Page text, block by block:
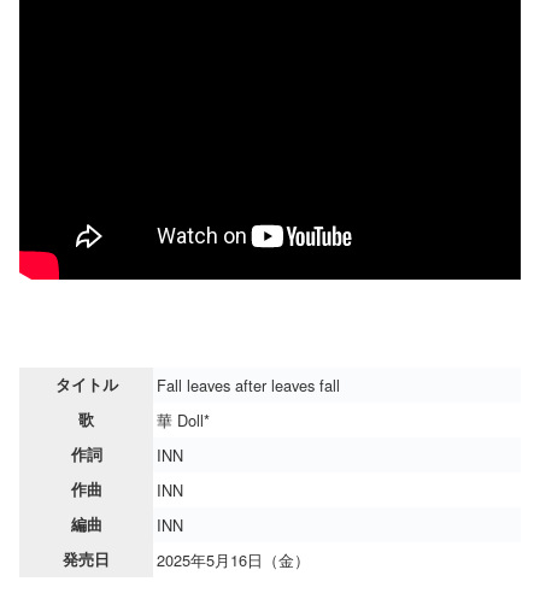
タイトル Fall leaves after leaves fall
歌 華 Doll*
作詞 INN
作曲 INN
編曲 INN
発売日 2025年5月16日（金）